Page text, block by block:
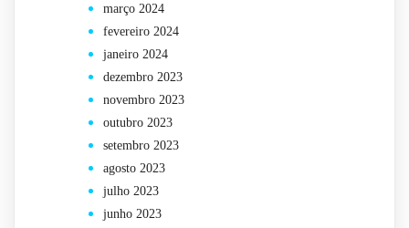
março 2024
fevereiro 2024
janeiro 2024
dezembro 2023
novembro 2023
outubro 2023
setembro 2023
agosto 2023
julho 2023
junho 2023